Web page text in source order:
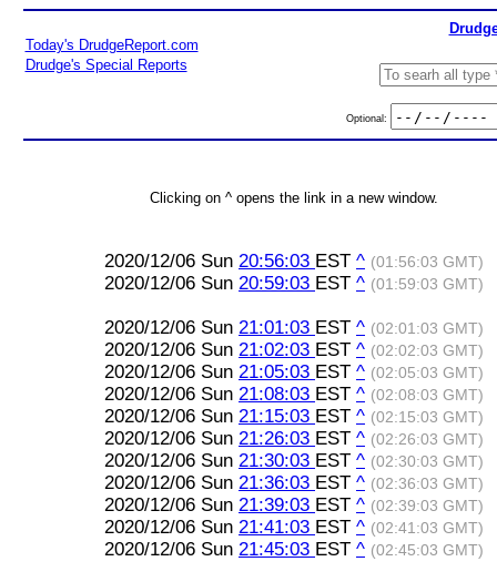
Today's DrudgeReport.com
Drudge's Special Reports
Optional:
Clicking on ^ opens the link in a new window.
2020/12/06 Sun 20:56:03 EST ^ (01:56:03 GMT)
2020/12/06 Sun 20:59:03 EST ^ (01:59:03 GMT)
2020/12/06 Sun 21:01:03 EST ^ (02:01:03 GMT)
2020/12/06 Sun 21:02:03 EST ^ (02:02:03 GMT)
2020/12/06 Sun 21:05:03 EST ^ (02:05:03 GMT)
2020/12/06 Sun 21:08:03 EST ^ (02:08:03 GMT)
2020/12/06 Sun 21:15:03 EST ^ (02:15:03 GMT)
2020/12/06 Sun 21:26:03 EST ^ (02:26:03 GMT)
2020/12/06 Sun 21:30:03 EST ^ (02:30:03 GMT)
2020/12/06 Sun 21:36:03 EST ^ (02:36:03 GMT)
2020/12/06 Sun 21:39:03 EST ^ (02:39:03 GMT)
2020/12/06 Sun 21:41:03 EST ^ (02:41:03 GMT)
2020/12/06 Sun 21:45:03 EST ^ (02:45:03 GMT)